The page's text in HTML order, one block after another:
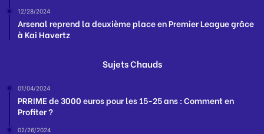
12/28/2024
Arsenal reprend la deuxième place en Premier League grâce
à Kai Havertz
Sujets Chauds
01/04/2024
PRRIME de 3000 euros pour les 15-25 ans : Comment en
Profiter ?
02/26/2024